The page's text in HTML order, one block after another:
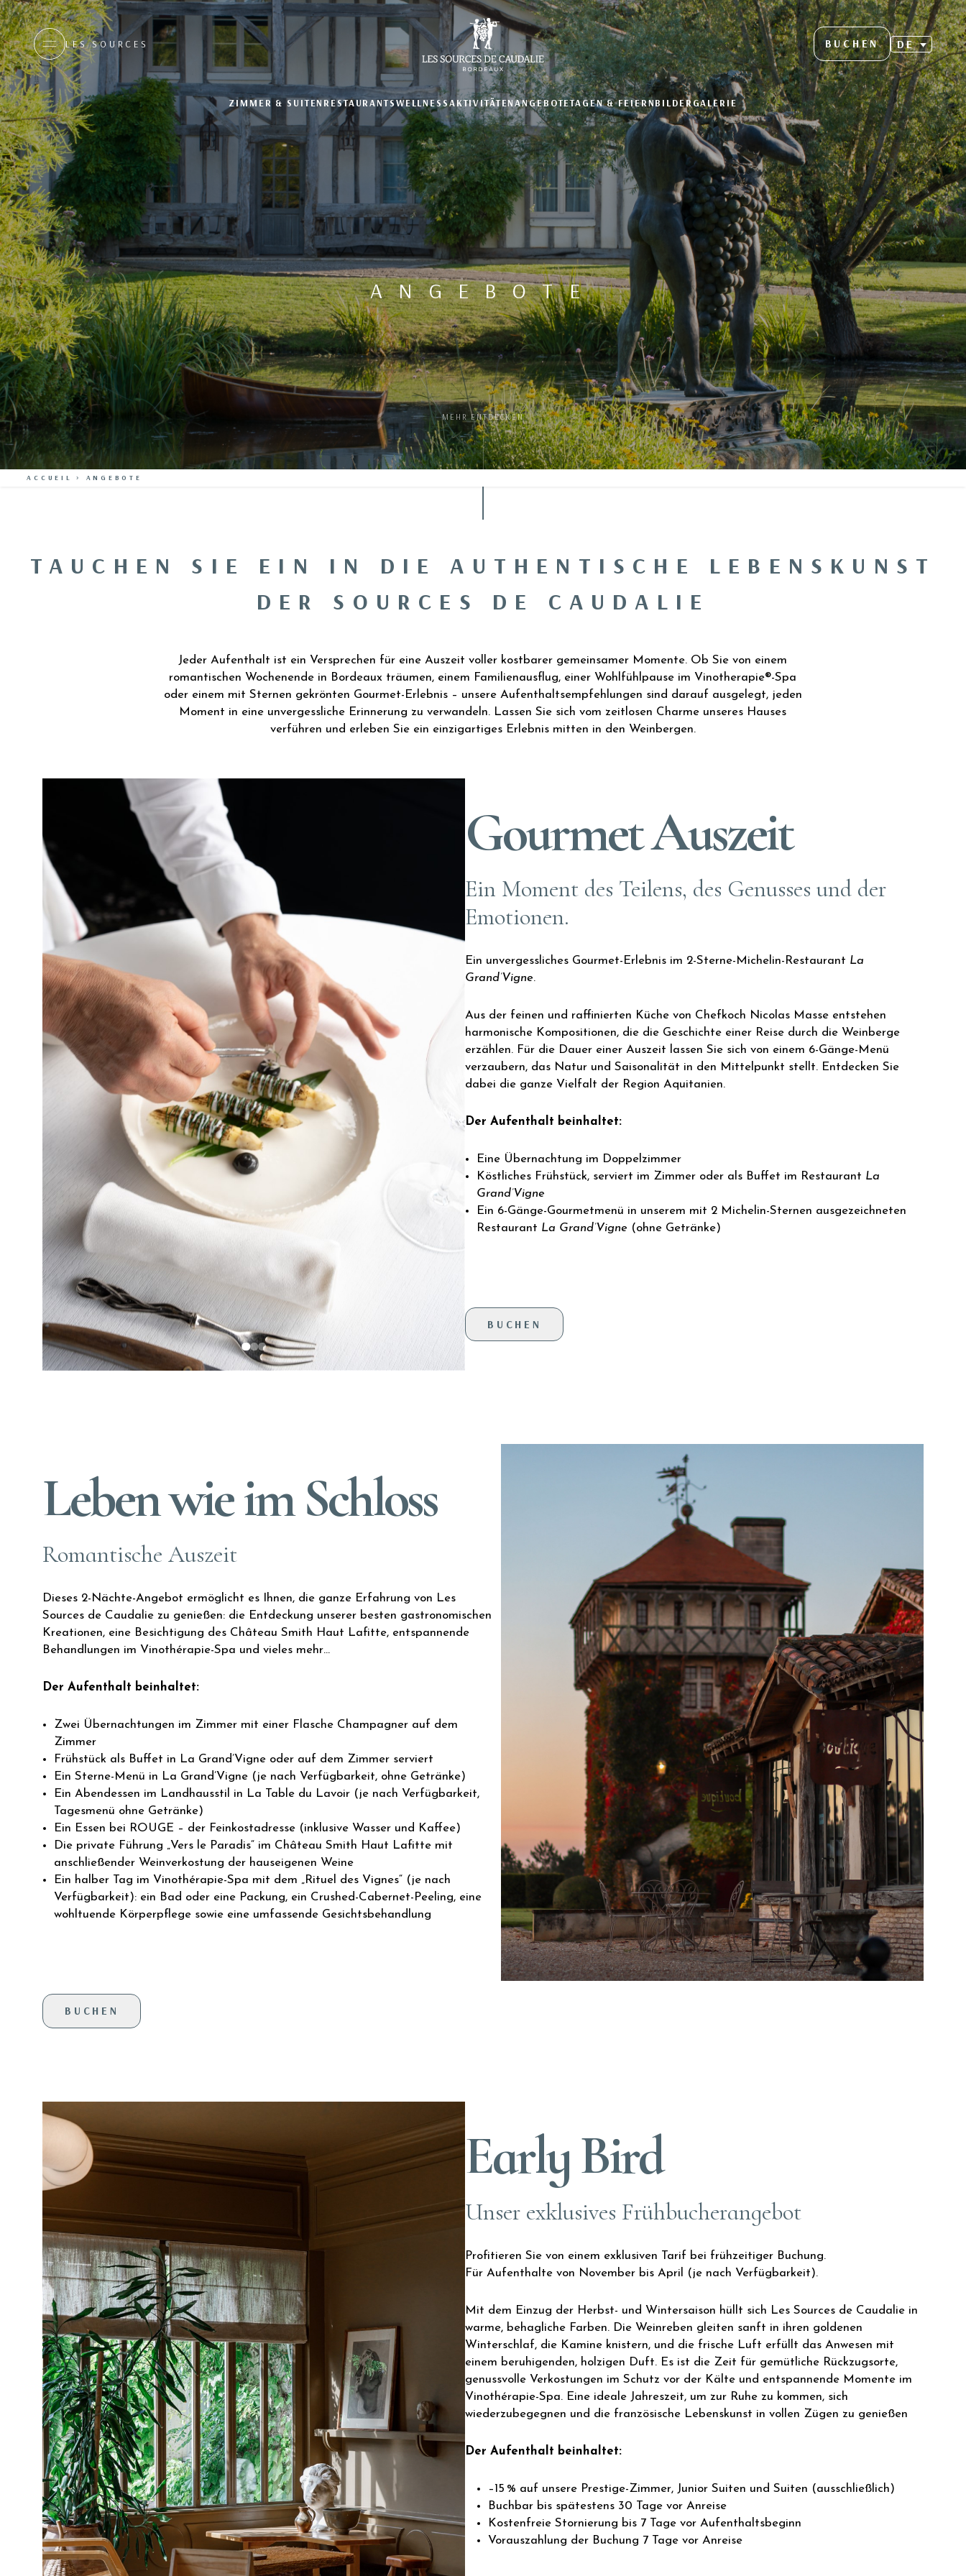
LES SOURCES BUCHEN DE
ZIMMER & SUITEN RESTAURANTSWELLNESSAKTIVITÄTENANGEBOTETAGEN & FEIERNBILDERGALERIE
ANGEBOTE
MEHR ENTDECKEN
ACCUEIL > ANGEBOTE
TAUCHEN SIE EIN IN DIE AUTHENTISCHE LEBENSKUNST
DER SOURCES DE CAUDALIE
Jeder Aufenthalt ist ein Versprechen für eine Auszeit voller kostbarer gemeinsamer Momente. Ob Sie von einem
romantischen Wochenende in Bordeaux träumen, einem Familienausflug, einer Wohlfühlpause im Vinotherapie®-Spa
oder einem mit Sternen gekrönten Gourmet-Erlebnis – unsere Aufenthaltsempfehlungen sind darauf ausgelegt, jeden
Moment in eine unvergessliche Erinnerung zu verwandeln. Lassen Sie sich vom zeitlosen Charme unseres Hauses
verführen und erleben Sie ein einzigartiges Erlebnis mitten in den Weinbergen.
Gourmet Auszeit
Ein Moment des Teilens, des Genusses und der
Emotionen.
Ein unvergessliches Gourmet-Erlebnis im 2-Sterne-Michelin-Restaurant La
Grand’Vigne.
Aus der feinen und raffinierten Küche von Chefkoch Nicolas Masse entstehen
harmonische Kompositionen, die die Geschichte einer Reise durch die Weinberge
erzählen. Für die Dauer einer Auszeit lassen Sie sich von einem 6-Gänge-Menü
verzaubern, das Natur und Saisonalität in den Mittelpunkt stellt. Entdecken Sie
dabei die ganze Vielfalt der Region Aquitanien.
Der Aufenthalt beinhaltet:
Eine Übernachtung im Doppelzimmer
Köstliches Frühstück, serviert im Zimmer oder als Buffet im Restaurant La
Grand’Vigne
Ein 6-Gänge-Gourmetmenü in unserem mit 2 Michelin-Sternen ausgezeichneten
Restaurant La Grand’Vigne (ohne Getränke)
BUCHEN
Leben wie im Schloss
Romantische Auszeit
Dieses 2-Nächte-Angebot ermöglicht es Ihnen, die ganze Erfahrung von Les
Sources de Caudalie zu genießen: die Entdeckung unserer besten gastronomischen
Kreationen, eine Besichtigung des Château Smith Haut Lafitte, entspannende
Behandlungen im Vinothérapie-Spa und vieles mehr…
Der Aufenthalt beinhaltet:
Zwei Übernachtungen im Zimmer mit einer Flasche Champagner auf dem
Zimmer
Frühstück als Buffet in La Grand’Vigne oder auf dem Zimmer serviert
Ein Sterne-Menü in La Grand’Vigne (je nach Verfügbarkeit, ohne Getränke)
Ein Abendessen im Landhausstil in La Table du Lavoir (je nach Verfügbarkeit,
Tagesmenü ohne Getränke)
Ein Essen bei ROUGE – der Feinkostadresse (inklusive Wasser und Kaffee)
Die private Führung „Vers le Paradis“ im Château Smith Haut Lafitte mit
anschließender Weinverkostung der hauseigenen Weine
Ein halber Tag im Vinothérapie-Spa mit dem „Rituel des Vignes“ (je nach
Verfügbarkeit): ein Bad oder eine Packung, ein Crushed-Cabernet-Peeling, eine
wohltuende Körperpflege sowie eine umfassende Gesichtsbehandlung
BUCHEN
Early Bird
Unser exklusives Frühbucherangebot
Profitieren Sie von einem exklusiven Tarif bei frühzeitiger Buchung.
Für Aufenthalte von November bis April (je nach Verfügbarkeit).
Mit dem Einzug der Herbst- und Wintersaison hüllt sich Les Sources de Caudalie in
warme, behagliche Farben. Die Weinreben gleiten sanft in ihren goldenen
Winterschlaf, die Kamine knistern, und die frische Luft erfüllt das Anwesen mit
einem beruhigenden, holzigen Duft. Es ist die Zeit für gemütliche Rückzugsorte,
genussvolle Verkostungen im Schutz vor der Kälte und entspannende Momente im
Vinothérapie-Spa. Eine ideale Jahreszeit, um zur Ruhe zu kommen, sich
wiederzubegegnen und die französische Lebenskunst in vollen Zügen zu genießen
Der Aufenthalt beinhaltet:
–15 % auf unsere Prestige-Zimmer, Junior Suiten und Suiten (ausschließlich)
Buchbar bis spätestens 30 Tage vor Anreise
Kostenfreie Stornierung bis 7 Tage vor Aufenthaltsbeginn
Vorauszahlung der Buchung 7 Tage vor Anreise